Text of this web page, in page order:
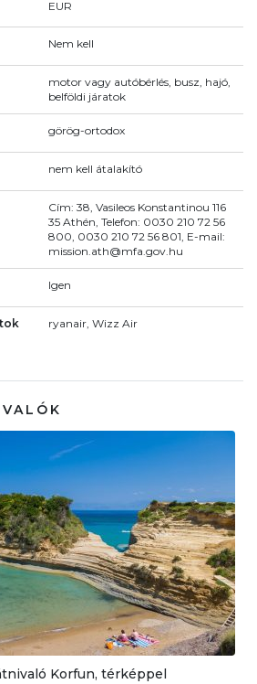
EUR
Nem kell
motor vagy autóbérlés, busz, hajó,
belföldi járatok
görög-ortodox
nem kell átalakító
Cím: 38, Vasileos Konstantinou 116
35 Athén, Telefon: 0030 210 72 56
800, 0030 210 72 56 801, E-mail:
mission.ath@mfa.gov.hu
Igen
ryanair, Wizz Air
Korfun, térképpel